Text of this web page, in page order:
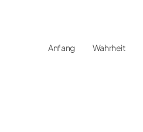
Anfang Wahrheit